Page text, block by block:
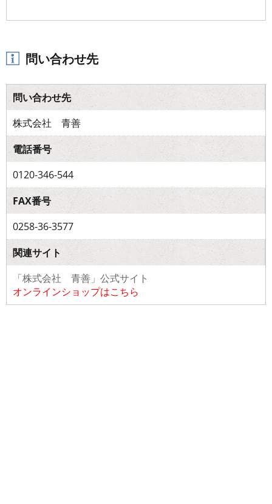
問い合わせ先
問い合わせ先
株式会社 青善
電話番号
0120-346-544
FAX番号
0258-36-3577
関連サイト
「株式会社 青善」公式サイト
オンラインショップはこちら